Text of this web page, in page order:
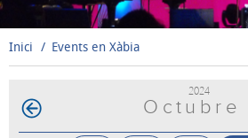
РУССКИЙ
Inici Events en Xàbia
2024
Octubre